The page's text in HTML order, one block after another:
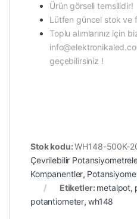
Ürün görseli temsilidir!
Lütfen güncel stok ve
Toplu alımlarınız için
geçebilirsiniz !
Stok kodu:WH148-500K-
Çevrilebilir
Kompanentler,
Etiketler: metalpot,
potantiometer, wh148